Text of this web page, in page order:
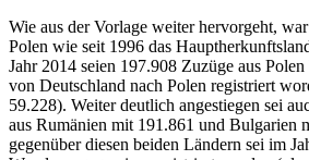
Wie aus der Vorlage weiter hervorgeht,
Polen wie seit 1996 das
Jahr 2014 seien 197.908 Zuzüge aus
von Deutschland nach Polen registriert
59.228). Weiter deutlich angestiegen sei
aus Rumänien mit 191.861 und Bulgarien
gegenüber diesen beiden Ländern sei im